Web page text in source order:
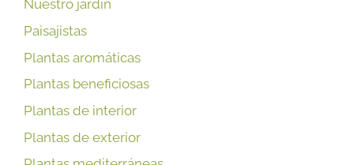
Nuestro jardín
Paisajistas
Plantas aromáticas
Plantas beneficiosas
Plantas de interior
Plantas de exterior